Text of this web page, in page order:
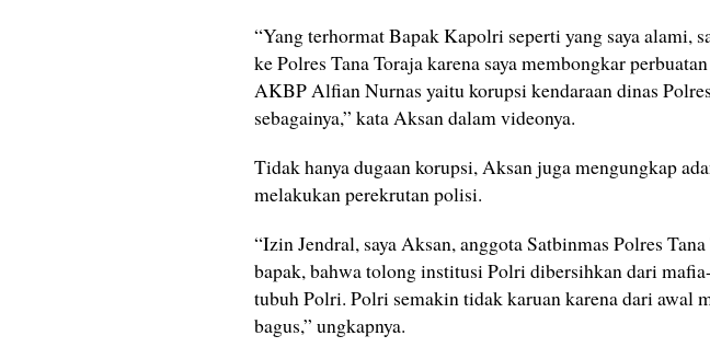
“Yang terhormat Bapak Kapolri seperti yang saya alami,
ke Polres Tana Toraja karena saya membongkar
AKBP Alfian Nurnas yaitu korupsi kendaraan dinas
sebagainya,” kata Aksan dalam videonya.
Tidak hanya dugaan korupsi, Aksan juga mengungkap
melakukan perekrutan polisi.
“Izin Jendral, saya Aksan, anggota Satbinmas Polres
bapak, bahwa tolong institusi Polri dibersihkan dari
tubuh Polri. Polri semakin tidak karuan karena dari awal
bagus,” ungkapnya.